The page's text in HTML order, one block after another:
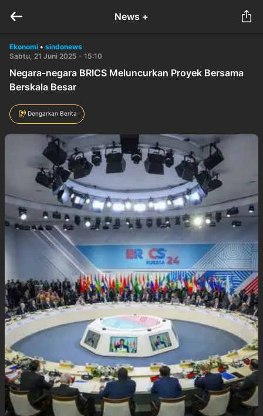
News +
Ekonomi • sindonews
Sabtu, 21 Juni 2025 - 15:10
Negara-negara BRICS Meluncurkan Proyek Bersama
Berskala Besar
Dengarkan Berita